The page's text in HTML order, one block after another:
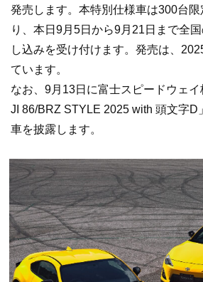
発売します。本特別仕様車は300台
り、本日9月5日から9月21日まで全
し込みを受け付けます。発売は、
ています。
なお、9月13日に富士スピードウェ
JI 86/BRZ STYLE 2025 with 頭文字D
車を披露します。